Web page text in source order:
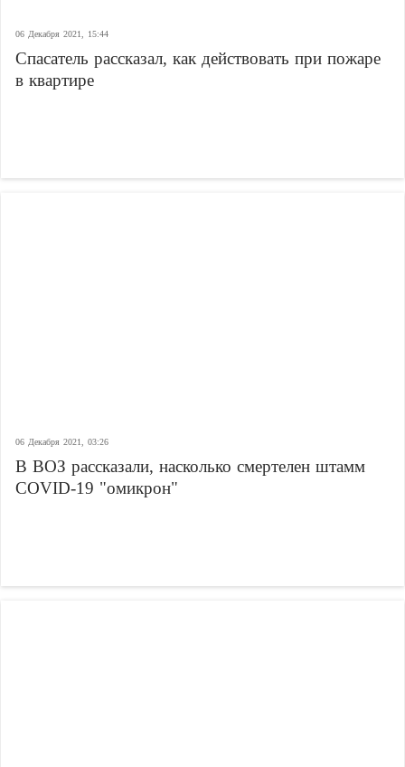
06 Декабря 2021, 15:44
Спасатель рассказал, как действовать при пожаре
в квартире
06 Декабря 2021, 03:26
В ВОЗ рассказали, насколько смертелен штамм
COVID-19 "омикрон"